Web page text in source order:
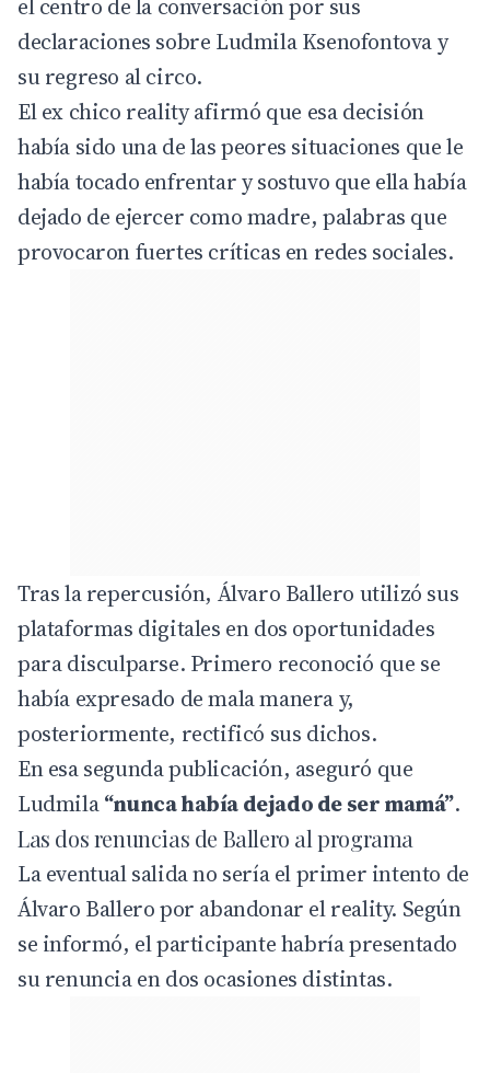
el centro de la conversación por sus
declaraciones sobre Ludmila Ksenofontova y
su regreso al circo.
El ex chico reality afirmó que esa decisión
había sido una de las peores situaciones que le
había tocado enfrentar y sostuvo que ella había
dejado de ejercer como madre, palabras que
provocaron fuertes críticas en redes sociales.
Tras la repercusión, Álvaro Ballero utilizó sus
plataformas digitales en dos oportunidades
para disculparse. Primero reconoció que se
había expresado de mala manera y,
posteriormente, rectificó sus dichos.
En esa segunda publicación, aseguró que
Ludmila“nunca había dejado de ser mamá”.
Las dos renuncias de Ballero al programa
La eventual salida no sería el primer intento de
Álvaro Ballero por abandonar el reality. Según
se informó, el participante habría presentado
su renuncia en dos ocasiones distintas.